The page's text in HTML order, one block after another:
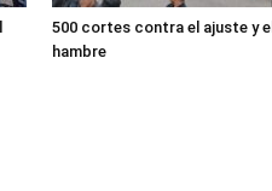
500 cortes contra el ajuste y el
hambre